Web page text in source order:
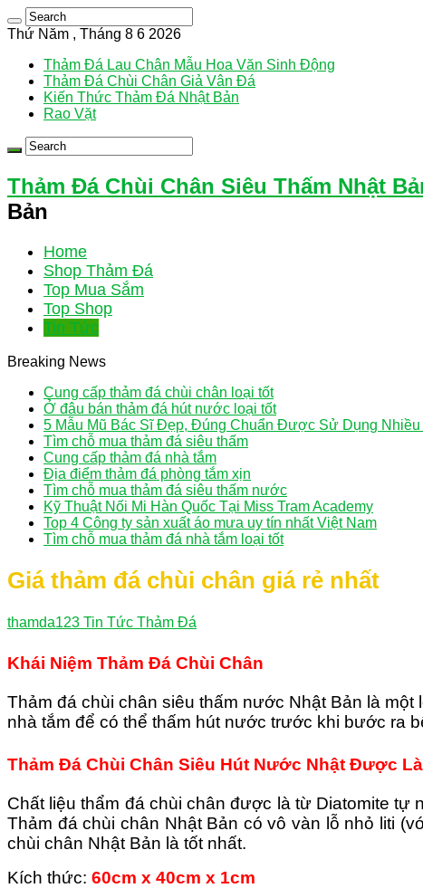
Thứ Năm , Tháng 8 6 2026
Thảm Đá Lau Chân Mẫu Hoa Văn Sinh Động
Thảm Đá Chùi Chân Giả Vân Đá
Kiến Thức Thảm Đá Nhật Bản
Rao Vặt
Thảm Đá Chùi Chân Siêu Thấm Nhật
Bản
Home
Shop Thảm Đá
Top Mua Sắm
Top Shop
Tin Tức
Breaking News
Cung cấp thảm đá chùi chân loại tốt
Ở đâu bán thảm đá hút nước loại tốt
5 Mẫu Mũ Bác Sĩ Đẹp, Đúng Chuẩn Được Sử Dụng Nhiều
Tìm chỗ mua thảm đá siêu thấm
Cung cấp thảm đá nhà tắm
Địa điểm thảm đá phòng tắm xịn
Tìm chỗ mua thảm đá siêu thấm nước
Kỹ Thuật Nối Mi Hàn Quốc Tại Miss Tram Academy
Top 4 Công ty sản xuất áo mưa uy tín nhất Việt Nam
Tìm chỗ mua thảm đá nhà tắm loại tốt
Giá thảm đá chùi chân giá rẻ nhất
thamda123 Tin Tức Thảm Đá
Khái Niệm Thảm Đá Chùi Chân
Thảm đá chùi chân siêu thấm nước Nhật Bản là
nhà tắm để có thể thấm hút nước trước khi bước ra
Thảm Đá Chùi Chân Siêu Hút Nước Nhật Được
Chất liệu thẩm đá chùi chân được là từ Diatomite tự
Thảm đá chùi chân Nhật Bản có vô vàn lỗ nhỏ liti
chùi chân Nhật Bản là tốt nhất.
Kích thức: 60cm x 40cm x 1cm